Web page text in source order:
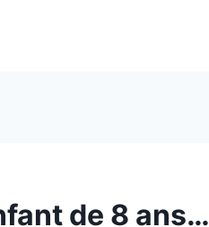
de 8 ans…